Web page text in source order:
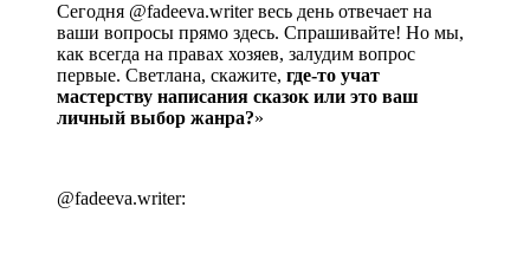
Сегодня @fadeeva.writer весь день отвечает на
ваши вопросы прямо здесь. Спрашивайте! Но мы,
как всегда на правах хозяев, залудим вопрос
первые. Светлана, скажите, где-то учат
мастерству написания сказок или это ваш
личный выбор жанра?»
@fadeeva.writer: